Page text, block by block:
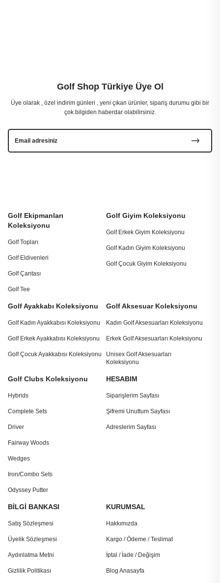
Golf Ekipmanları
Koleksiyonu
Golf Topları
Golf Eldivenleri
Golf Çantası
Golf Tee
Golf Giyim Koleksiyonu
Golf Erkek Giyim Koleksiyonu
Golf Kadın Giyim Koleksiyonu
Golf Çocuk Giyim Koleksiyonu
Golf Ayakkabı Koleksiyonu
Golf Kadın Ayakkabısı Koleksiyonu
Golf Erkek Ayakkabısı Koleksiyonu
Golf Çocuk Ayakkabısı Koleksiyonu
Golf Aksesuar Koleksiyonu
Kadın Golf Aksesuarları Koleksiyonu
Erkek Golf Aksesuarları Koleksiyonu
Unisex Golf Aksesuarları
Koleksiyonu
Golf Clubs Koleksiyonu
Hybrids
Complete Sets
Driver
Fairway Woods
Wedges
Iron/Combo Sets
Odyssey Putter
HESABIM
Siparişlerim Sayfası
Şifremi Unuttum Sayfası
Adreslerim Sayfası
BİLGİ BANKASI
Satış Sözleşmesi
Üyelik Sözleşmesi
Aydınlatma Metni
Gizlilik Politikası
KURUMSAL
Hakkımızda
Kargo / Ödeme / Teslimat
İptal / İade / Değişim
Blog Anasayfa
Golf Shop Türkiye Üye Ol
Üye olarak , özel indirim günleri , yeni çıkan ürünler, sipariş durumu gibi bir
çok bilgiden haberdar olabilirsiniz.